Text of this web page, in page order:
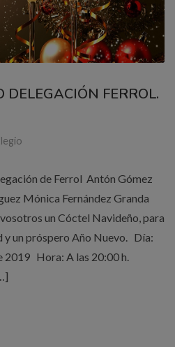
DELEGACIÓN FERROL.
de Ferrol Antón Gómez
Mónica Fernández Granda
un Cóctel Navideño, para
y un próspero Año Nuevo. Día:
2019 Hora: A las 20:00 h.